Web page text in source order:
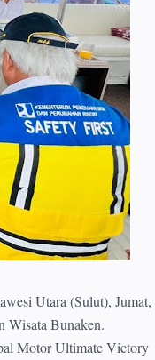
Utara (Sulut), Jumat,
Wisata Bunaken.
Motor Ultimate Victory